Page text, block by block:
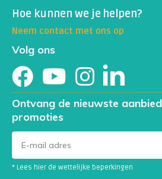
Hoe kunnen we je helpen?
Neem contact met ons op
Volg ons
Ontvang de nieuwste
promoties
* Lees hier de wettelijke beperkingen